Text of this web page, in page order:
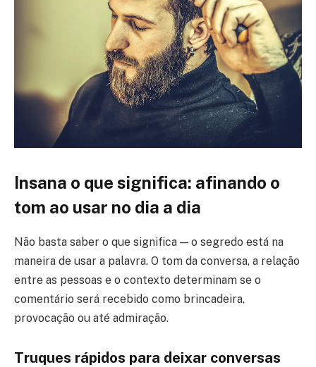
Insana o que significa: afinando o
tom ao usar no dia a dia
Não basta saber o que significa — o segredo está na
maneira de usar a palavra. O tom da conversa, a relação
entre as pessoas e o contexto determinam se o
comentário será recebido como brincadeira,
provocação ou até admiração.
Truques rápidos para deixar conversas